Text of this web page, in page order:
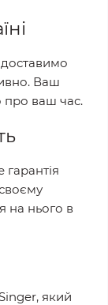
Ваш
про ваш час.
гарантія
на нього в
, який